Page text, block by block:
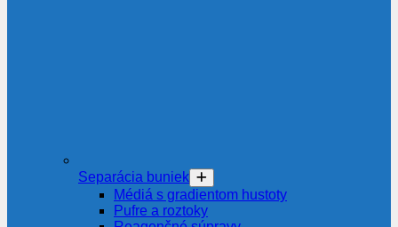
Separácia buniek
Médiá s gradientom hustoty
Pufre a roztoky